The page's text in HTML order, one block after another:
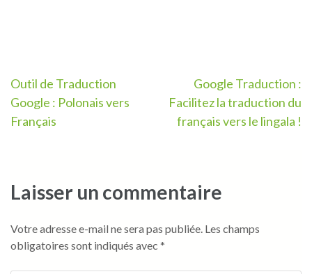
Navigation
de
Outil de Traduction
Google : Polonais vers
Français
Google Traduction :
Facilitez la traduction du
français vers le lingala !
Laisser un commentaire
Votre adresse e-mail ne sera pas publiée. Les champs
obligatoires sont indiqués avec *